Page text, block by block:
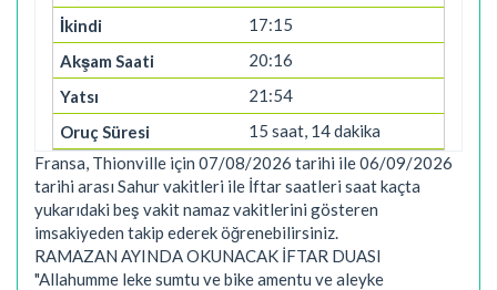
17:15
20:16
21:54
15 saat, 14 dakika
Fransa, Thionville için 07/08/2026 tarihi ile 06/09/2026
tarihi arası Sahur vakitleri ile İftar saatleri saat kaçta
yukarıdaki beş vakit namaz vakitlerini gösteren
imsakiyeden takip ederek öğrenebilirsiniz.
RAMAZAN AYINDA OKUNACAK İFTAR DUASI
"Allahumme leke sumtu ve bike amentu ve aleyke